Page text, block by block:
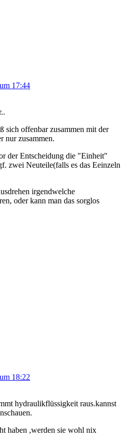
17:44
sich offenbar zusammen mit der
nur zusammen.
der Entscheidung die "Einheit"
zwei Neuteile(falls es das Eeinzeln
irgendwelche
oder kann man das sorglos
18:22
hydraulikflüssigkeit raus.kannst
haben ,werden sie wohl nix